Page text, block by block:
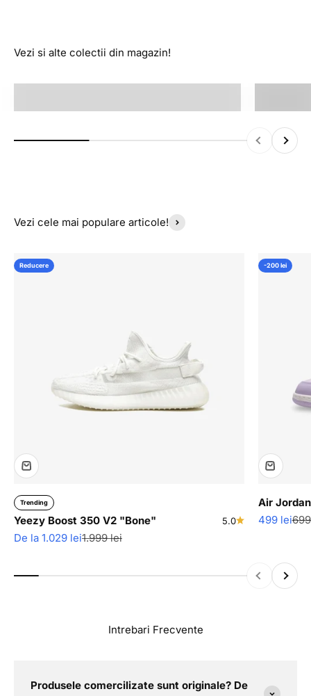
Vezi si alte colectii din magazin!
InapoiInainte
Vezi cele mai populare articole!
Reducere
Trending
Yeezy Boost 350 V2 "Bone" 5.0
Pret redus
De la 1.029 leiPret normal
1.999 lei
-200 lei
Air
Pret redus
499 lei
InapoiInainte
Intrebari Frecvente
Produsele comercilizate sunt originale? De